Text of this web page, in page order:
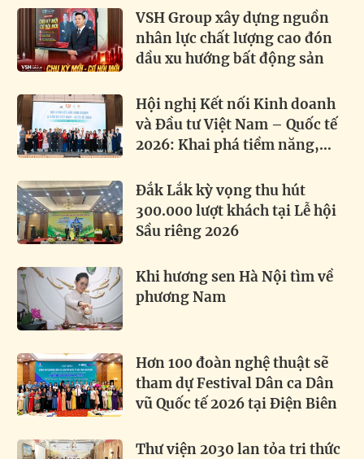
VSH Group xây dựng nguồn
nhân lực chất lượng cao đón
dầu xu hướng bất động sản
Hội nghị Kết nối Kinh doanh
và Đầu tư Việt Nam – Quốc tế
2026: Khai phá tiềm năng,
Đắk Lắk kỳ vọng thu hút
300.000 lượt khách tại Lễ hội
Sầu riêng 2026
Khi hương sen Hà Nội tìm về
phương Nam
Hơn 100 đoàn nghệ thuật sẽ
tham dự Festival Dân ca Dân
vũ Quốc tế 2026 tại Điện Biên
Thư viện 2030 lan tỏa tri thức